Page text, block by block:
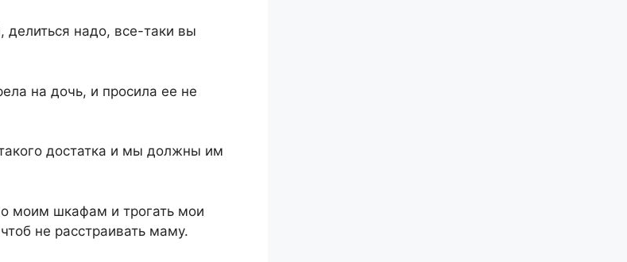
надо, все-таки вы
на дочь, и просила ее не
достатка и мы должны им
моим шкафам и трогать мои
не расстраивать маму.